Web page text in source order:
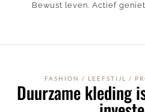
Bewust leven. Actief
FASHION / LEEFSTIJL /
Duurzame kleding